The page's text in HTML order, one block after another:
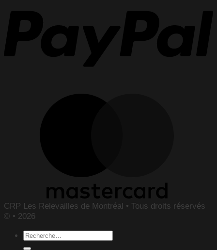
CRP Les Relevailles de Montréal • Tous droits réservés
© • 2026
Recherche